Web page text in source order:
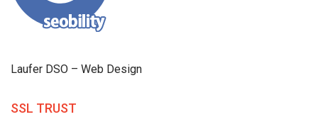
Laufer DSO – Web Design
SSL TRUST